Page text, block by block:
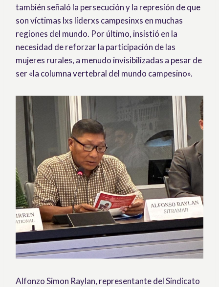
también señaló la persecución y la represión de que
son víctimas lxs líderxs campesinxs en muchas
regiones del mundo. Por último, insistió en la
necesidad de reforzar la participación de las
mujeres rurales, a menudo invisibilizadas a pesar de
ser «la columna vertebral del mundo campesino».
Alfonzo Simon Raylan, representante del Sindicato